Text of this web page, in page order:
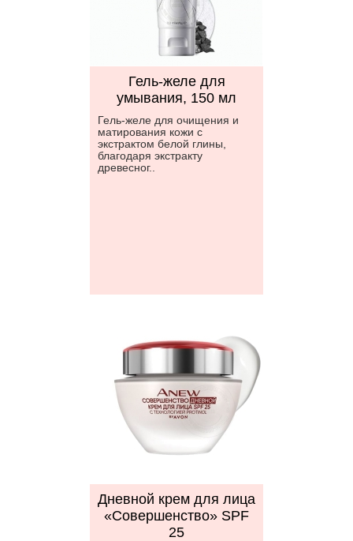
Гель-желе для
умывания, 150 мл
Гель-желе для очищения и
матирования кожи с
экстрактом белой глины,
благодаря экстракту
древесног..
Дневной крем для лица
«Совершенство» SPF
25